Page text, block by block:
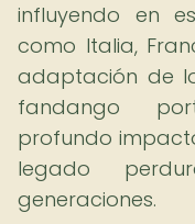
influyendo en
como Italia,
adaptación de
fandango
profundo
legado
generaciones.